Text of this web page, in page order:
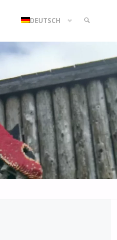
DEUTSCH
SEARCH